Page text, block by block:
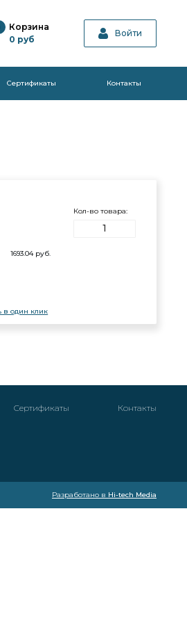
Корзина
0 руб
Войти
Cертификаты Контакты
Кол-во товара:
1693.04руб.
в один клик
Cертификаты Контакты
Разработано в Hi-tech Media